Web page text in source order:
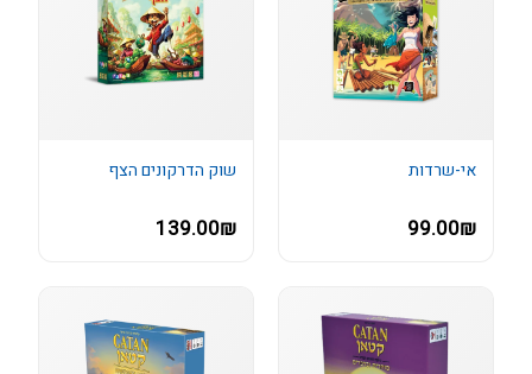
אי-שרדות
99.00₪
שוק הדרקונים הצף
139.00₪